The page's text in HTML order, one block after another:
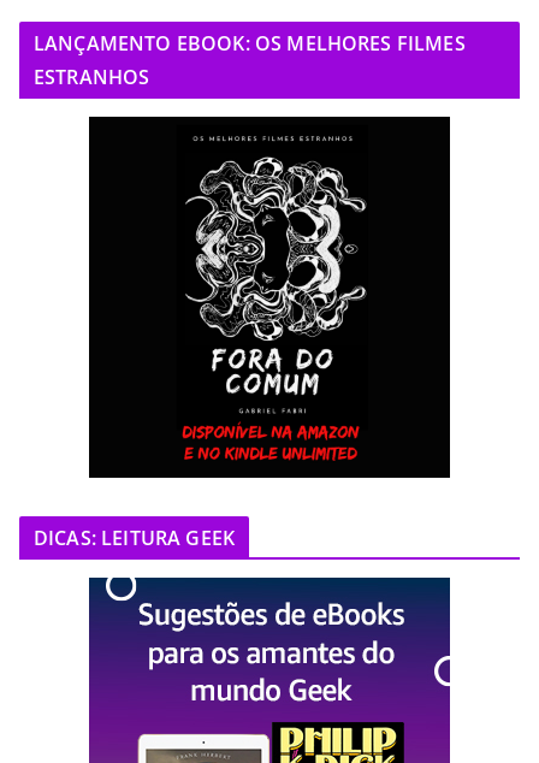
LANÇAMENTO EBOOK: OS MELHORES FILMES
ESTRANHOS
DICAS: LEITURA GEEK